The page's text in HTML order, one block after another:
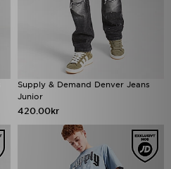
Supply & Demand Denver Jeans
Junior
420.00kr